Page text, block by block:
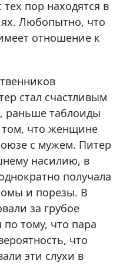
пор находятся в
Любопытно, что
отношение к
стал счастливым
раньше таблоиды
том, что женщине
с мужем. Питер
насилию, в
получала
и порезы. В
за грубое
тому, что пара
что
эти слухи в